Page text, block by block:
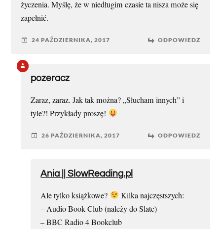
życzenia. Myślę, że w niedługim czasie ta nisza może się
zapełnić.
24 PAŹDZIERNIKA, 2017 ODPOWIEDZ
pozeracz
Zaraz, zaraz. Jak tak można? „Słucham innych” i
tyle?! Przykłady proszę!
26 PAŹDZIERNIKA, 2017 ODPOWIEDZ
Ania || SlowReading.pl
Ale tylko książkowe?
Kilka najczęstszych:
– Audio Book Club (należy do Slate)
– BBC Radio 4 Bookclub